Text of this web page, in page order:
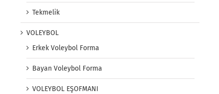
Tekmelik
VOLEYBOL
Erkek Voleybol Forma
Bayan Voleybol Forma
VOLEYBOL EŞOFMANI